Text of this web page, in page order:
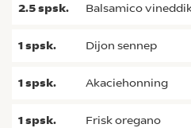
2.5spsk. balsamico
1spsk. dijon sennep
1spsk. akaciehonning
1spsk. frisk oregano